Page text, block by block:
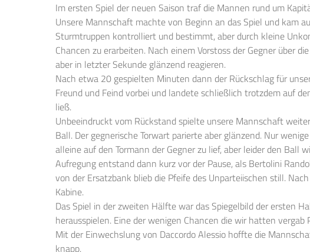
Im ersten Spiel der neuen Saison traf die Mannen rund um
Unsere Mannschaft machte von Beginn an das Spiel und kam
Sturmtruppen kontrolliert und bestimmt, aber durch kleine
Chancen zu erarbeiten. Nach einem Vorstoss der Gegner über
aber in letzter Sekunde glänzend reagieren.
Nach etwa 20 gespielten Minuten dann der Rückschlag für
Freund und Feind vorbei und landete schließlich trotzdem auf
ließ.
Unbeeindruckt vom Rückstand spielte unsere Mannschaft
Ball. Der gegnerische Torwart parierte aber glänzend. Nur
alleine auf den Tormann der Gegner zu lief, aber leider den Ball
Aufregung entstand dann kurz vor der Pause, als Bertolini
von der Ersatzbank blieb die Pfeife des Unparteiischen still.
Kabine.
Das Spiel in der zweiten Hälfte war das Spiegelbild der ersten
herausspielen. Eine der wenigen Chancen die wir hatten vergab
Mit der Einwechslung von Daccordo Alessio hoffte die
knapp.